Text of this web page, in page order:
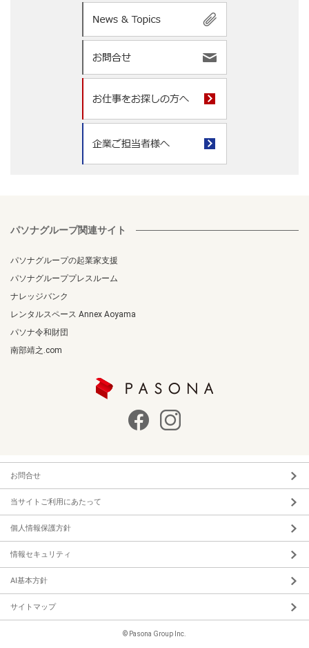
パソナグループ関連サイト
パソナグループの起業家支援
パソナグループプレスルーム
ナレッジバンク
レンタルスペース Annex Aoyama
パソナ令和財団
南部靖之.com
お問合せ
当サイトご利用にあたって
個人情報保護方針
情報セキュリティ
AI基本方針
サイトマップ
© Pasona Group Inc.